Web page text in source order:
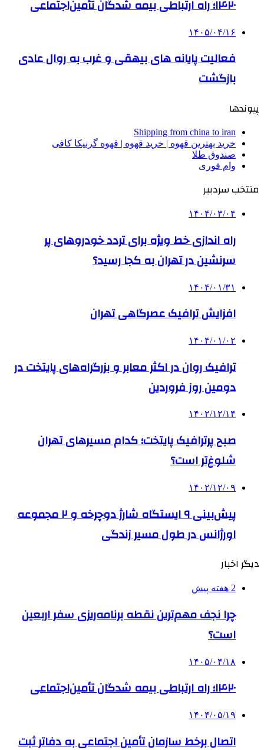
۱۴۲۰؛ راه ارتباطی بیمه شدگان تأمین‌اجتماعی
۱۴۰۵/۰۴/۱۶
فعالیت پایانه های بیهقی و غرب به روال عادی
بازگشت
پیوندها
Shipping from china to iran
خرید بهترین قهوه | خرید قهوه | قهوه گرنیکا کافی
صندوق طلا
وام فوری
منتخب سردبیر
۱۴۰۴/۰۳/۰۴
راه اندازی خط ویژه برای تردد خودروهای پر
سرنشین در تهران به کجا رسید؟
۱۴۰۴/۰۱/۳۱
افزایش ترافیک عصرگاهی تهران
۱۴۰۴/۰۱/۰۲
ترافیک روان در اکثر معابر و بزرگراه‌های پایتخت در
دومین روز فروردین
۱۴۰۲/۱۲/۱۴
صبح پرترافیک پایتخت؛ کدام مسیرهای تهران
شلوغ‌تر است؟
۱۴۰۲/۱۲/۰۹
پیش‌بینی ۹ ایستگاه شارژ دوچرخه و ۲ مجموعه
اورژانس در طول مسیر زندگی
دیگر اخبار
2 هفته پیش
چرا نجف مهم‌ترین نقطه برنامه‌ریزی سفر اربعین
است؟
۱۴۰۵/۰۴/۱۸
۱۴۲۰؛ راه ارتباطی بیمه شدگان تأمین‌اجتماعی
۱۴۰۴/۰۵/۱۹
اتصال برخط سازمان تأمین اجتماعی به دفاتر ثبت